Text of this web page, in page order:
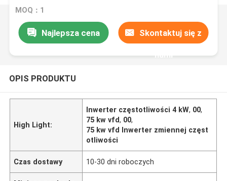
MOQ：1
Najlepsza cena Skontaktuj się z
nami
OPIS PRODUKTU
High Light:
Inwerter częstotliwości 4 kW, 00,
75 kw vfd, 00,
75 kw vfd Inwerter zmiennej częst
otliwości
Czas dostawy 10-30 dni roboczych